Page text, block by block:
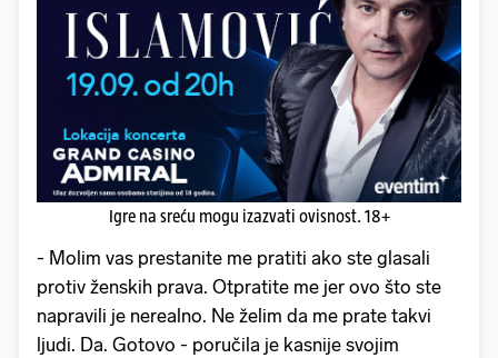
Igre na sreću mogu izazvati ovisnost. 18+
- Molim vas prestanite me pratiti ako ste glasali
protiv ženskih prava. Otpratite me jer ovo što ste
napravili je nerealno. Ne želim da me prate takvi
ljudi. Da. Gotovo - poručila je kasnije svojim